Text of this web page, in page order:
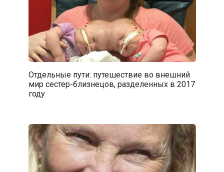
Отдельные пути: путешествие во внешний
мир сестер-близнецов, разделенных в 2017
году